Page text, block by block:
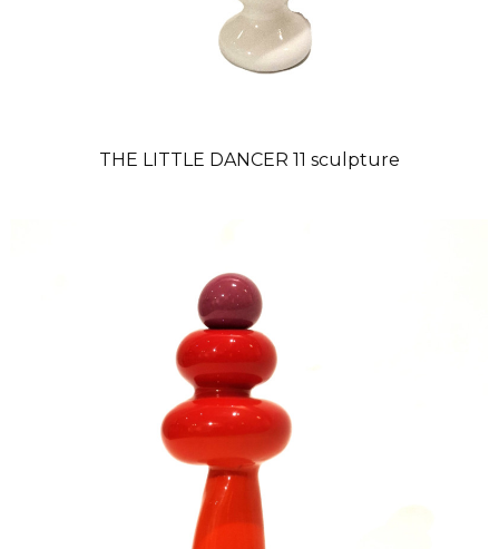
THE LITTLE DANCER 11 sculpture